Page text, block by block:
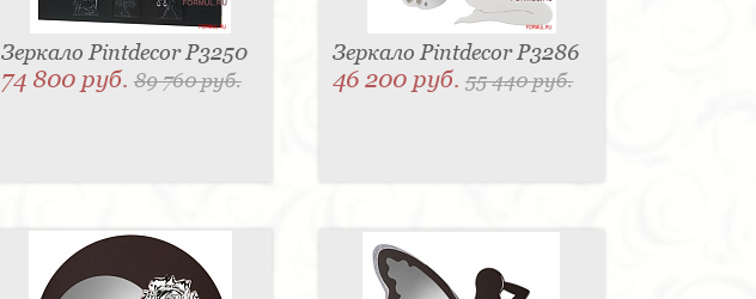
Зеркало Pintdecor P3250
74 800 руб. 89 760 руб.
Зеркало Pintdecor P3286
46 200 руб.55 440 руб.